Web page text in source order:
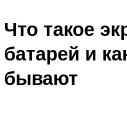
Что такое
батарей и
бывают